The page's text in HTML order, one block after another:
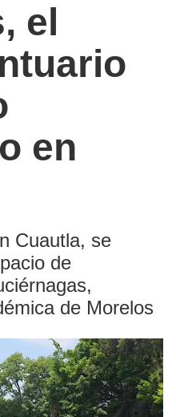
el
en
Cuautla, se
de
de Morelos